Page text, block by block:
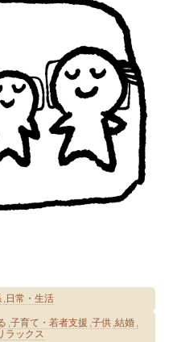
日常・生活
子育て・若者支援 子供 結婚
ラックス